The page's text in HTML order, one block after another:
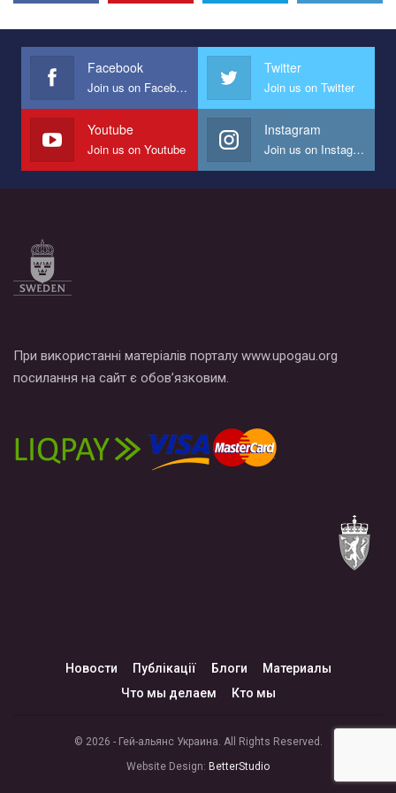
Facebook
Join us on Facebook
Twitter
Join us on Twitter
Youtube
Join us on Youtube
Instagram
Join us on Instagram
При використанні матеріалів порталу www.upogau.org
посилання на сайт є обов’язковим.
Новости Публікації Блоги
Материалы
Что мы делаем
Кто мы
© 2026 - Гей-альянс Украина. All Rights Reserved.
Website Design: BetterStudio